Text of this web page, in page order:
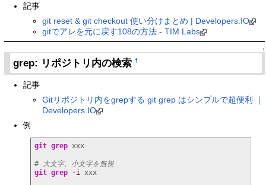
記事
git reset & git checkout 使い分けまとめ | Developers.IO
gitでアレを元に戻す108の方法 - TIM Labs
↑
grep: リポジトリ内の検索†
記事
Gitリポジトリ内をgrepする git grep はシンプルで超便利 ｜
Developers.IO
例
git grep xxx
# 大文字、小文字を無視
git grep
-i xxx